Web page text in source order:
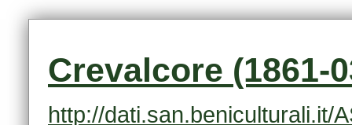
Crevalcore (1861-
http://dati.san.beniculturali.it/